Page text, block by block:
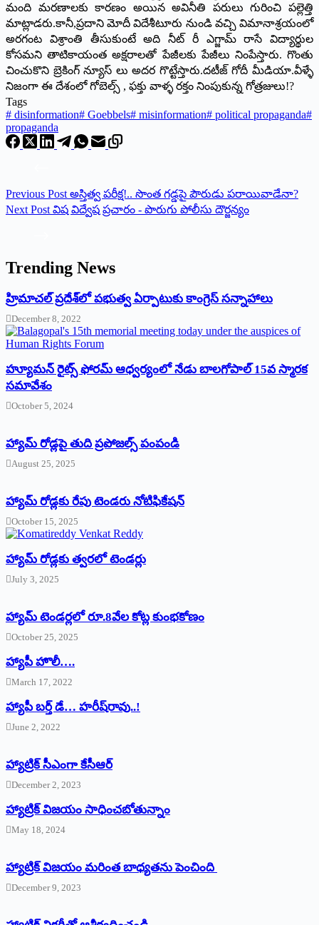
మంది మరణాలకు కారణం అయిన అవినీతి పరులు గురించి పల్లెత్తి
మాట్లాడరు.కానీ,ప్రదాని మోదీ విదేశీటూరు నుండి వచ్చి విమానాశ్రయంలో
అరగంట విశ్రాంతి తీసుకుంటే అది నీట్ రీ ఎగ్జామ్ రాసే విద్యార్థుల
కోసమని తాటికాయంత అక్షరాలతో పేజీలకు పేజీలు నింపేస్తారు. గొంతు
చించుకొని బ్రెకింగ్ న్యూస్ లు అదర గొట్టేస్తారు.దటీజ్ గోదీ మీడియా.వీళ్ళే
నిజంగా ఈ దేశంలో గోబెల్స్ , ఫక్తు వాళ్ళ రక్తం నింపుకున్న గోత్రజులు!?
Tags
# disinformation# Goebbels# misinformation# political propaganda#
propaganda
Previous Post అస్తిత్వ పరీక్ష!.. సొంత గడ్డపై పౌరుడు పరాయివాడేనా?
Next Post విష విద్వేష ప్రచారం - పొరుగు పోలీసు దౌర్జన్యం
Trending News
‌హ్రిమాచల్‌ ‌ప్రదేశ్‌లో పభుత్వ ఏర్పాటుకు కాంగ్రెస్‌ ‌సన్నాహాలు
December 8, 2022
హ్యూమన్‌ రైట్స్‌ ఫోరమ్‌ ఆధ్వర్యంలో నేడు బాలగోపాల్‌ 15వ స్మారక
సమావేశం
October 5, 2024
హ్యామ్‌ రోడ్లపై తుది ప్రపోజల్స్‌ పంపండి
August 25, 2025
హ్యామ్‌ రోడ్లకు రేపు టెండరు నోటిఫికేషన్‌
October 15, 2025
హ్యామ్‌ రోడ్లకు త్వరలో టెండర్లు
July 3, 2025
హ్యామ్‌ ‌టెండర్లలో రూ.8వేల కోట్ల కుంభకోణం
October 25, 2025
హ్యాపీ హొలీ….
March 17, 2022
హ్యాపీ బర్త్ ‌డే… హరీష్‌రావు..!
June 2, 2022
హ్యాట్రిక్‌ ‌సీఎంగా కేసీఆర్‌
December 2, 2023
హ్యాట్రిక్‌ విజయం సాధించబోతున్నాం
May 18, 2024
హ్యాట్రిక్ విజయం మరింత బాధ్యతను పెంచింది
December 9, 2023